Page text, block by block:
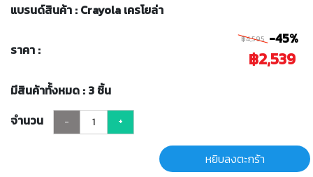
แบรนด์สินค้า : Crayola เครโยล่า
ราคา :
฿4,595 -45%
฿2,539
มีสินค้าทั้งหมด : 3 ชิ้น
จำนวน
- +
หยิบลงตะกร้า